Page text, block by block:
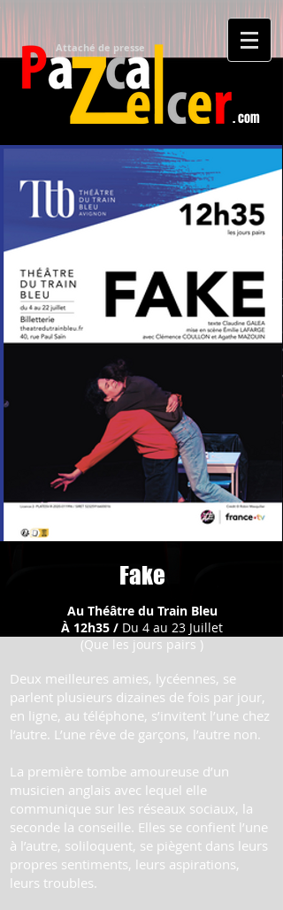
Attaché de presse​
. com
Fake
Au Théâtre du Train Bleu
À 12h35 / Du 4 au 23 Juillet
(Que les jours pairs )
Deux meilleures amies, lycéennes, se
parlent plusieurs dizaines de fois par jour,
en ligne, au téléphone, s’invitent l’une chez
l’autre. L’une rêve de garçons, l’autre non.
La première tombe amoureuse d’un
musicien anglais avec lequel elle
communique sur les réseaux sociaux, la
seconde la conseille. Elles se confient l’une
à l’autre, soliloquent, se piègent dans leurs
propres sentiments, leurs aspirations,
leurs troubles.